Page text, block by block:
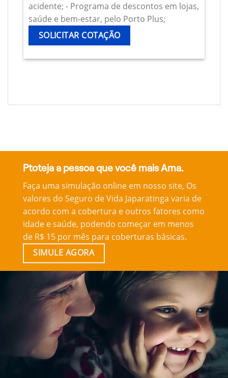
acidente; - Programa de descontos em lojas,
saúde e bem-estar, pelo Porto Plus;
SOLICITAR COTAÇÃO
Ptoteja a pessoa que você mais Ama.
Faça uma simulação online em nosso site, Os
valores do Seguro de Vida Japaratinga varia de
acordo com a cobertura e outros fatores como
idade e saúde, podendo começar em menos
de R$ 15 por mês para coberturas básicas.
SIMULE AGORA